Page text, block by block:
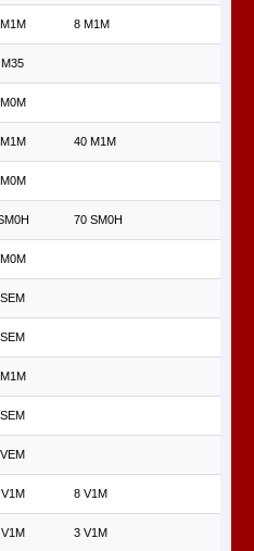
M1M 8 M1M
M35
M0M
M1M 40 M1M
M0M
70 SM0H
M0M
SEM
SEM
M1M
SEM
VEM
V1M 8 V1M
V1M 3 V1M